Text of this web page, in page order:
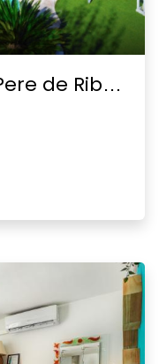
Дом 7 Комнаты-Sant Pere de Ribes-Sant Pere de Ribes